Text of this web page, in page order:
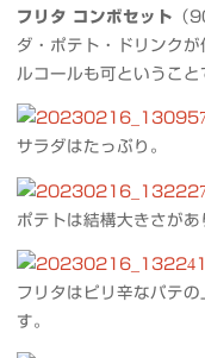
フリタ コンボセット （
ダ・ポテト・ドリンク
ルコールも可ということ
サラダはたっぷり。
ポテトは結構大きさがあ
フリタはピリ辛なパテ
す。